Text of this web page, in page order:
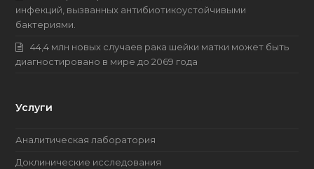
инфекций, вызванных антибиотикоустойчивыми
бактериями.
44,4 млн новых случаев рака шейки матки может быть
диагностировано в мире до 2069 года
Услуги
Аналитическая лаборатория
Доклинические исследования